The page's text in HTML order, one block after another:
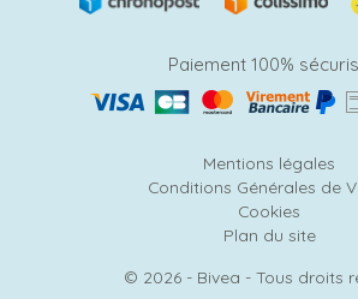
Paiement 100%
Mentions légales
Conditions Générales de
Cookies
Plan du site
© 2026 - Bivea - Tous droits